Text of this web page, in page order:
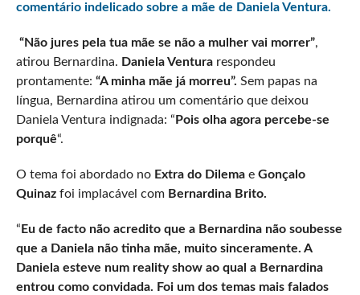
comentário indelicado sobre a mãe de Daniela Ventura.
“Não jures pela tua mãe se não a mulher vai morrer”,
atirou Bernardina. Daniela Venturarespondeu
prontamente: “A minha mãe já morreu”. Sem papas na
língua, Bernardina atirou um comentário que deixou
Daniela Ventura indignada: “ Pois olha agora percebe-se
porquê“.
O tema foi abordado noExtra do Dilemae Gonçalo
Quinazfoi implacável com Bernardina Brito.
“ Eu de facto não acredito que a Bernardina não soubesse
que a Daniela não tinha mãe, muito sinceramente. A
Daniela esteve num reality show ao qual a Bernardina
entrou como convidada. Foi um dos temas mais falados